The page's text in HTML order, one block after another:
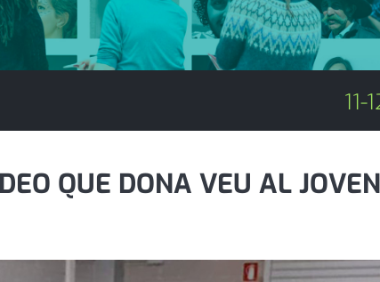
11-
QUE DONA VEU AL